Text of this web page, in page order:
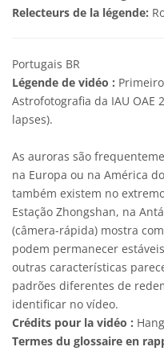
Relecteurs de la légende:
Portugais BR
Légende de vidéo :
Astrofotografia da IAU OAE
lapses).
As auroras são
na Europa ou na América
também existem no
Estação Zhongshan, na
(câmera-rápida) mostra
podem permanecer
outras características
padrões diferentes de
identificar no vídeo.
Crédits pour la vidéo :
Termes du glossaire en